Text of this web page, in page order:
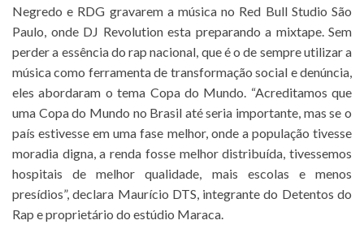
Negredo e RDG gravarem a música no Red Bull Studio São
Paulo, onde DJ Revolution esta preparando a mixtape. Sem
perder a essência do rap nacional, que é o de sempre utilizar a
música como ferramenta de transformação social e denúncia,
eles abordaram o tema Copa do Mundo. “Acreditamos que
uma Copa do Mundo no Brasil até seria importante, mas se o
país estivesse em uma fase melhor, onde a população tivesse
moradia digna, a renda fosse melhor distribuída, tivessemos
hospitais de melhor qualidade, mais escolas e menos
presídios”, declara Maurício DTS, integrante do Detentos do
Rap e proprietário do estúdio Maraca.